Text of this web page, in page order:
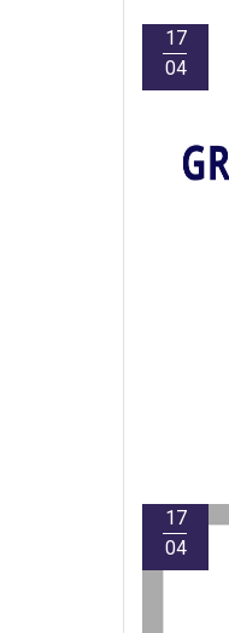
17
04
17
04